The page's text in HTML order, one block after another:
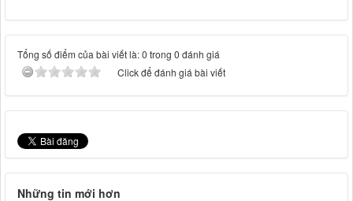
Tổng số điểm của bài viết là: 0 trong 0 đánh giá
Click để đánh giá bài viết
Những tin mới hơn